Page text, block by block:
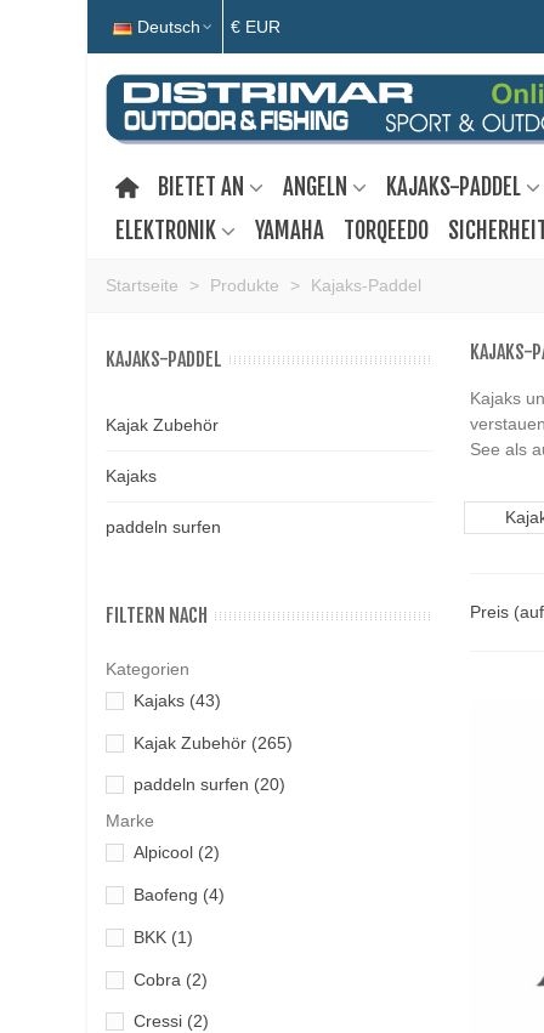
Deutsch € EUR
BIETET AN ANGELN KAJAKS-PADDEL
ELEKTRONIK
YAMAHA TORQEEDO
Startseite > Produkte > Kajaks-Paddel
KAJAKS-PADDEL
Kajak Zubehör
Kajaks
paddeln surfen
FILTERN NACH
Kategorien
Kajaks (43)
Kajak Zubehör (265)
paddeln surfen (20)
Marke
Alpicool (2)
Baofeng (4)
BKK (1)
Cobra (2)
Cressi (2)
KAJAKS-
Kajaks
See als
Preis